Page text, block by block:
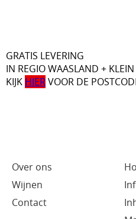
GRATIS LEVERING
IN REGIO WAASLAND +
KIJK HIERVOOR DE
Over ons
Wijnen
Contact